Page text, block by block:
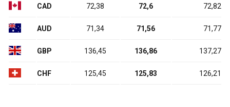
CAD 72,38 72,6 72,82
AUD 71,34 71,56 71,77
GBP 136,45 136,86 137,27
CHF 125,45 125,83 126,21